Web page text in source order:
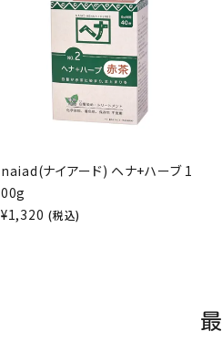
naiad(ナイアード) ヘナ+ハーブ 1
00g
¥1,320 (税込)